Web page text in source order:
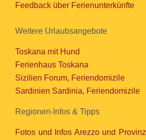
Feedback über Ferienunterkünfte
Weitere Urlaubsangebote
Toskana mit Hund
Ferienhaus Toskana
Sizilien Forum, Feriendomizile
Sardinien Sardinia, Feriendomizile
Regionen-Infos & Tipps
Fotos und Infos Arezzo und Provinz